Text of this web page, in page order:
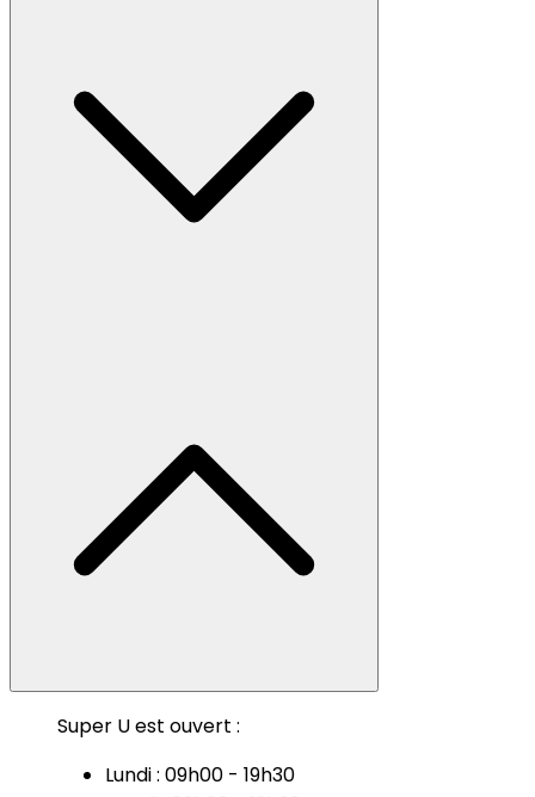
Super U est ouvert :
Lundi : 09h00 - 19h30